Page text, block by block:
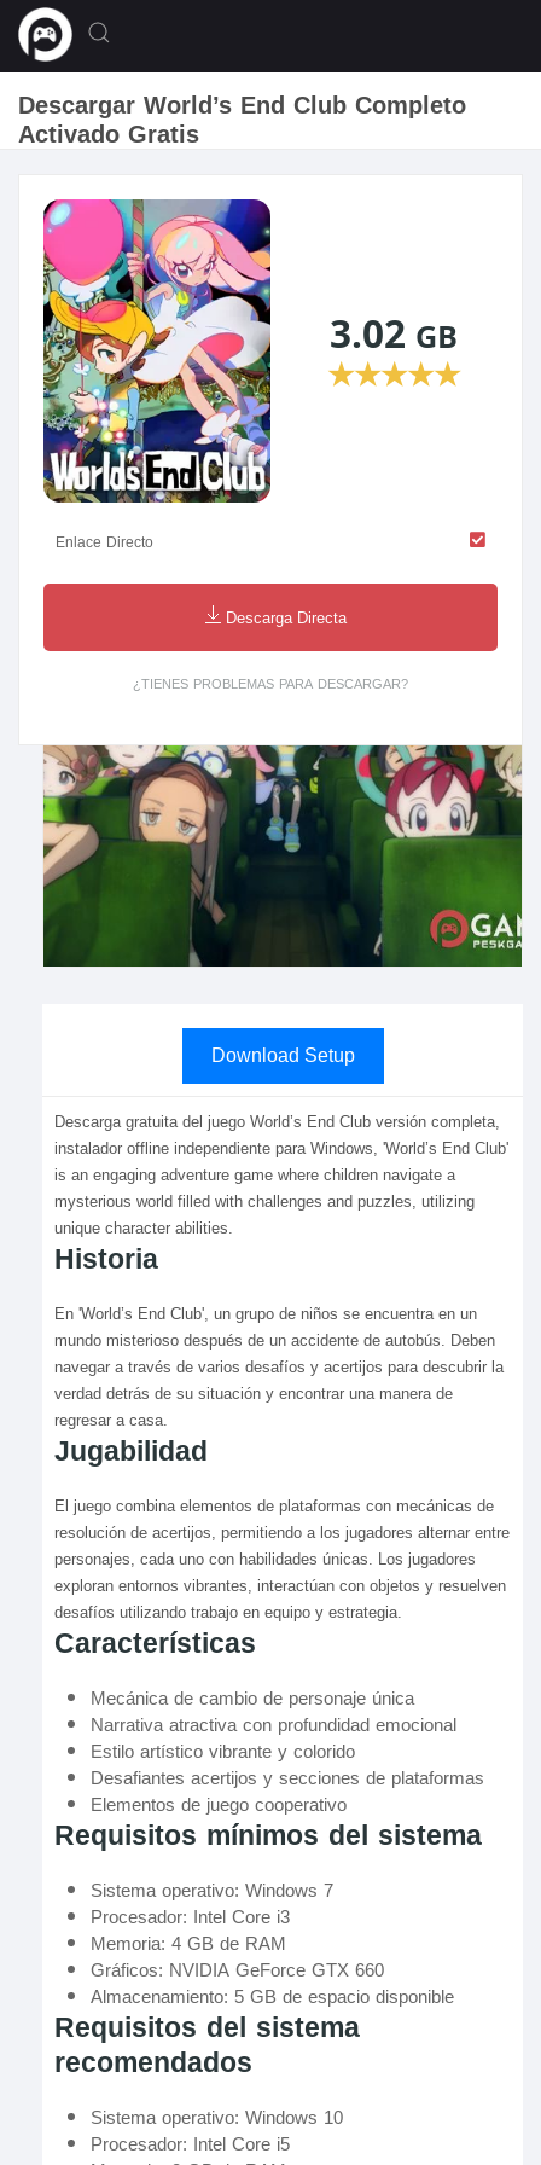
Descargar World’s End Club Completo
Activado Gratis
Download Setup
Descarga gratuita del juego World’s End Club versión completa,
instalador offline independiente para Windows, 'World’s End Club'
is an engaging adventure game where children navigate a
mysterious world filled with challenges and puzzles, utilizing
unique character abilities.
Historia
En 'World’s End Club', un grupo de niños se encuentra en un
mundo misterioso después de un accidente de autobús. Deben
navegar a través de varios desafíos y acertijos para descubrir la
verdad detrás de su situación y encontrar una manera de
regresar a casa.
Jugabilidad
El juego combina elementos de plataformas con mecánicas de
resolución de acertijos, permitiendo a los jugadores alternar entre
personajes, cada uno con habilidades únicas. Los jugadores
exploran entornos vibrantes, interactúan con objetos y resuelven
desafíos utilizando trabajo en equipo y estrategia.
Características
Mecánica de cambio de personaje única
Narrativa atractiva con profundidad emocional
Estilo artístico vibrante y colorido
Desafiantes acertijos y secciones de plataformas
Elementos de juego cooperativo
Requisitos mínimos del sistema
Sistema operativo: Windows 7
Procesador: Intel Core i3
Memoria: 4 GB de RAM
Gráficos: NVIDIA GeForce GTX 660
Almacenamiento: 5 GB de espacio disponible
Requisitos del sistema
recomendados
Sistema operativo: Windows 10
Procesador: Intel Core i5
3.02 GB
★★★★★
Enlace Directo
Descarga Directa
¿TIENES PROBLEMAS PARA DESCARGAR?